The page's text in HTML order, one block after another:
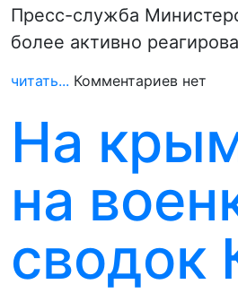
Пресс-служба
более активно
читать... Комментариев нет
На
на
сводок